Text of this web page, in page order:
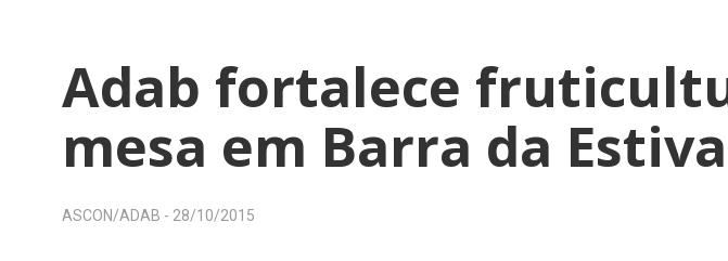
Adab fortalece
mesa em Barra da Estiva
ASCON/ADAB - 28/10/2015